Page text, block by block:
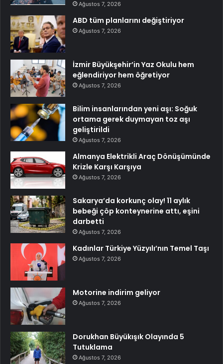
Ağustos 7, 2026
ABD tüm planlarını değiştiriyor
Ağustos 7, 2026
İzmir Büyükşehir’in Yaz Okulu hem
eğlendiriyor hem öğretiyor
Ağustos 7, 2026
Bilim insanlarından yeni aşı: Soğuk
ortama gerek duymayan toz aşı
geliştirildi
Ağustos 7, 2026
Almanya Elektrikli Araç Dönüşümünde
Krizle Karşı Karşıya
Ağustos 7, 2026
Sakarya’da korkunç olay! 11 aylık
bebeği çöp konteynerine attı, eşini
darbetti
Ağustos 7, 2026
Kadınlar Türkiye Yüzyılı’nın Temel Taşı
Ağustos 7, 2026
Motorine indirim geliyor
Ağustos 7, 2026
Dorukhan Büyükışık Olayında 5
Tutuklama
Ağustos 7, 2026